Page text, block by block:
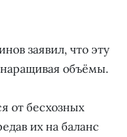
заявил, что эту
объёмы.
от бесхозных
их на баланс